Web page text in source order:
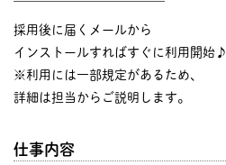
採用後に届くメールから
インストールすればすぐに利用開始♪
※利用には一部規定があるため、
詳細は担当からご説明します。
仕事内容